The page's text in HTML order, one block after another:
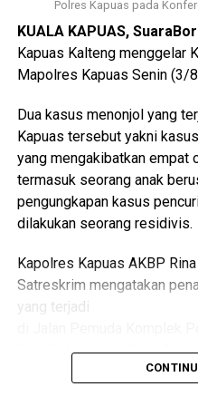
“Dalam hal ini dengan
desa puskesmas dan
kasus sosial di masyarakat
kelompok rentan dapat
(Ujg/SB)
Views: 20
Bagikan ke
Messenger 0
Polres Kapuas pada
KUALA KAPUAS,
Kapuas Kalteng menggelar
Mapolres Kapuas Senin (3/
Dua kasus menonjol yang
Kapuas tersebut yakni
yang mengakibatkan empat
termasuk seorang anak
pengungkapan kasus
dilakukan seorang residivis.
Kapolres Kapuas AKBP
Satreskrim mengatakan
yang terjadi
Blok F Kelurahan Selat